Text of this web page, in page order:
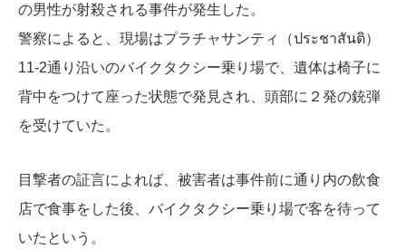
の男性が射殺される事件が発生した。
警察によると、現場はプラチャサンティ（ประชาสันติ）
11-2通り沿いのバイクタクシー乗り場で、遺体は椅子に
背中をつけて座った状態で発見され、頭部に２発の銃弾
を受けていた。
目撃者の証言によれば、被害者は事件前に通り内の飲食
店で食事をした後、バイクタクシー乗り場で客を待って
いたという。